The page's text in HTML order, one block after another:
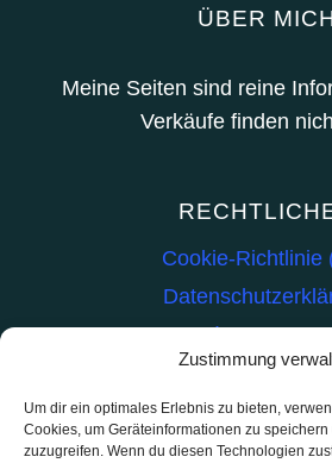
Zustimmung
Um dir ein optimales Erlebnis zu bieten,
Cookies, um Geräteinformationen zu
zuzugreifen. Wenn du diesen Technologien
ÜBER
Meine Seiten sind reine
Verkäufe finden
Cookie-Richtlinie
Impressum
INHALT
Kat-Hilfe